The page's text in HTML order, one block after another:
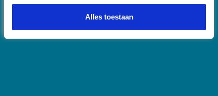
Alles toestaan